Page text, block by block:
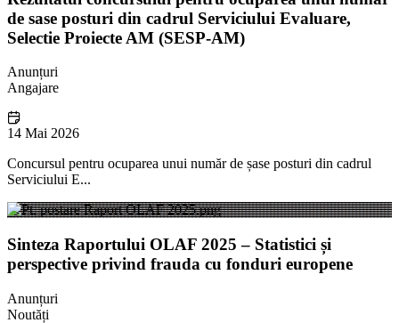
de sase posturi din cadrul Serviciului Evaluare,
Selectie Proiecte AM (SESP-AM)
Anunțuri
Angajare
14 Mai 2026
Concursul pentru ocuparea unui număr de șase posturi din cadrul
Serviciului E...
Sinteza Raportului OLAF 2025 – Statistici și
perspective privind frauda cu fonduri europene
Anunțuri
Noutăți